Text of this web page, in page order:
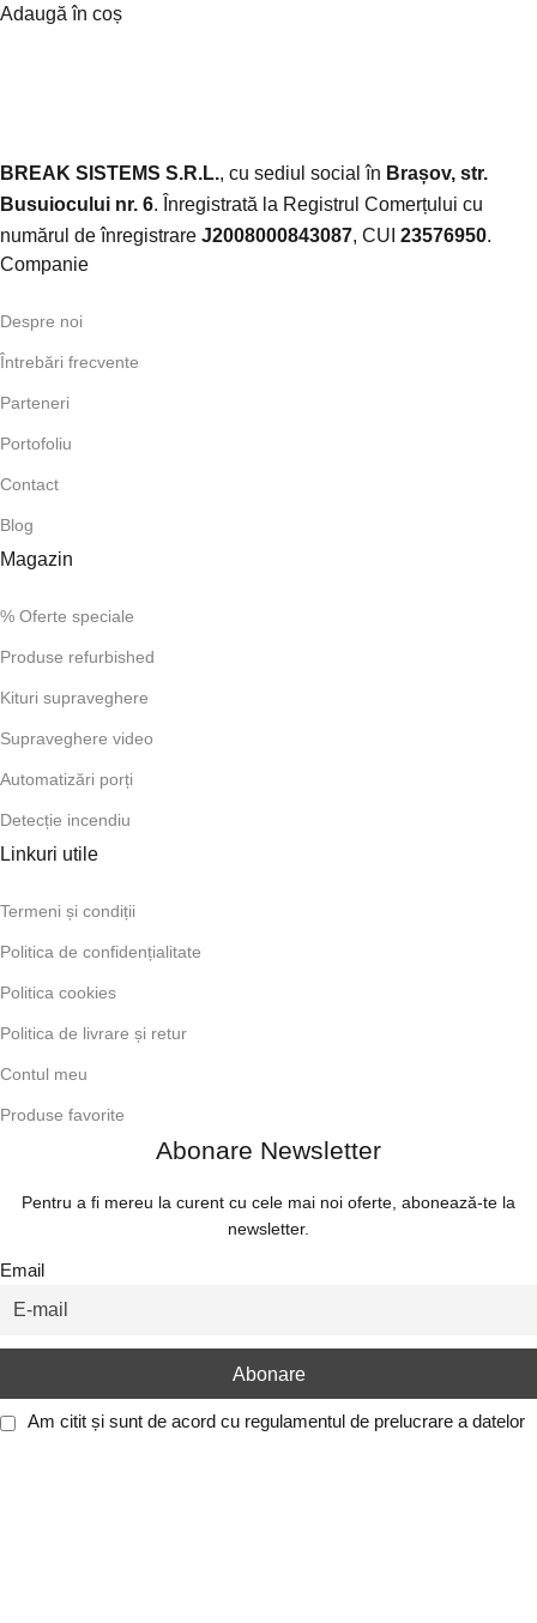
Adaugă în coș
BREAK SISTEMS S.R.L., cu sediul social în Brașov, str.
Busuiocului nr. 6. Înregistrată la Registrul Comerțului cu
numărul de înregistrare J2008000843087, CUI 23576950.​
Companie
Despre noi
Întrebări frecvente
Parteneri
Portofoliu
Contact
Blog
Magazin
% Oferte speciale
Produse refurbished
Kituri supraveghere
Supraveghere video
Automatizări porți
Detecție incendiu
Linkuri utile
Termeni și condiții
Politica de confidențialitate
Politica cookies
Politica de livrare și retur
Contul meu
Produse favorite
Abonare Newsletter
Pentru a fi mereu la curent cu cele mai noi oferte, abonează-te la
newsletter.
Email
Am citit și sunt de acord cu regulamentul de prelucrare a datelor